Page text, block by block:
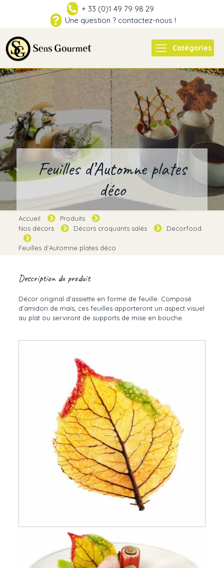
+ 33 (0)1 49 79 98 29
Une question ? contactez-nous !
Catégories
Feuilles d’Automne plates
déco
Accueil
Produits
Nos décors
Décors croquants salés Decorfood
Feuilles d’Automne plates déco
Description du produit
Décor original d’assiette en forme de feuille. Composé
d’amidon de maïs, ces feuilles apporteront un aspect visuel
au plat ou serviront de supports de mise en bouche.